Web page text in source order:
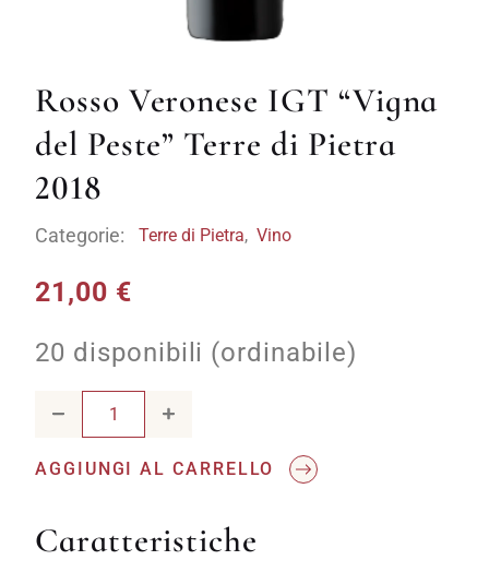
Rosso Veronese IGT “Vigna
del Peste” Terre di Pietra
2018
Categorie: Terre di Pietra, Vino
21,00 €
20 disponibili (ordinabile)
Rosso Veronese IGT "Vigna del Peste" Terre di Pietra 2018
AGGIUNGI AL CARRELLO
Caratteristiche